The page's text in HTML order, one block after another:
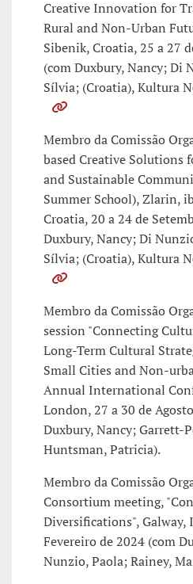
Creative Innovation for
Rural and Non-Urban
Sibenik, Croatia, 25 a 27
(com Duxbury, Nancy; Di
Sílvia; (Croatia), Kultura
Membro da Comissão
based Creative Solutions
and Sustainable
Summer School), Zlarin,
Croatia, 20 a 24 de
Duxbury, Nancy; Di
Sílvia; (Croatia), Kultura
Membro da Comissão
session "Connecting
Long-Term Cultural
Small Cities and Non-
Annual International
London, 27 a 30 de
Duxbury, Nancy; Garrett-
Huntsman, Patricia).
Membro da Comissão
Consortium meeting,
Diversifications", Galway,
Fevereiro de 2024 (com
Nunzio, Paola; Rainey,